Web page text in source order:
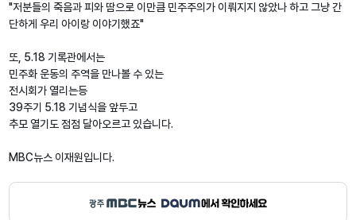
"저분들의 죽음과 피와 땀으로 이만큼 민주주의가 이뤄지지 않았나 하고 그냥 간
단하게 우리 아이랑 이야기했죠"
또, 5.18 기록관에서는
민주화 운동의 주역을 만나볼 수 있는
전시회가 열리는등
39주기 5.18 기념식을 앞두고
추모 열기도 점점 달아오르고 있습니다.
MBC뉴스 이재원입니다.